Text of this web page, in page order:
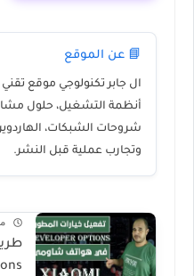
📘 عن الموقع
ال جابر تكنولوجي موقع
أنظمة التشغيل، حلول مشاكل
شروحات الشبكات،
وتجارب عملية قبل النشر.